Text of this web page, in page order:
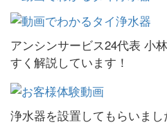
アンシンサービス24代表 小
すく解説しています！
浄水器を設置してもらいま